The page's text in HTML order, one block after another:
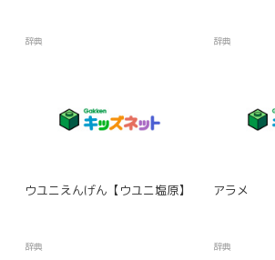
辞典 辞典
ウユニえんげん【ウユニ塩原】
辞典
アラメ
辞典